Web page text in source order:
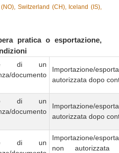
Switzerland (CH), Iceland (IS),
pratica o esportazione,
di un
documento
Importazione/
autorizzata dopo
di un
documento
Importazione/
autorizzata dopo
di un
Importazione/
non autorizzata